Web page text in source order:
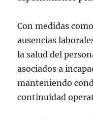
Con medidas
ausencias
la salud del
asociados a
manteniendo
continuidad